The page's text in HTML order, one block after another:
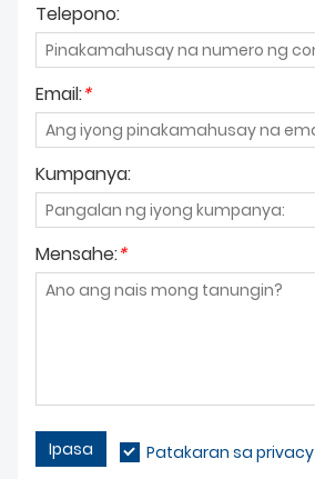
Telepono:
Email:*
Kumpanya:
Mensahe:*
Ipasa Patakaran sa privacy